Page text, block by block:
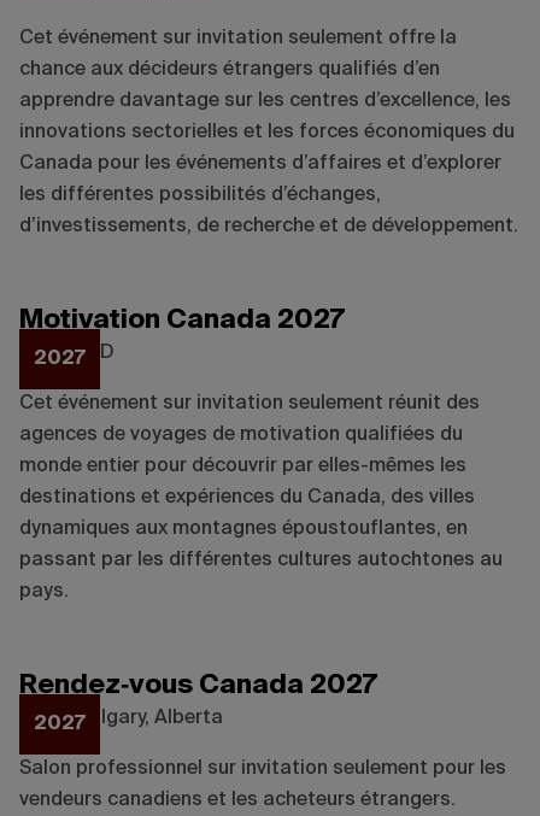
Cet événement sur invitation seulement offre la
chance aux décideurs étrangers qualifiés d’en
apprendre davantage sur les centres d’excellence, les
innovations sectorielles et les forces économiques du
Canada pour les événements d’affaires et d’explorer
les différentes possibilités d’échanges,
d’investissements, de recherche et de développement.
2027
Motivation Canada 2027
Lieu :TBD
Cet événement sur invitation seulement réunit des
agences de voyages de motivation qualifiées du
monde entier pour découvrir par elles-mêmes les
destinations et expériences du Canada, des villes
dynamiques aux montagnes époustouflantes, en
passant par les différentes cultures autochtones au
pays.
2027
Rendez‑vous Canada 2027
Lieu :Calgary, Alberta
Salon professionnel sur invitation seulement pour les
vendeurs canadiens et les acheteurs étrangers.